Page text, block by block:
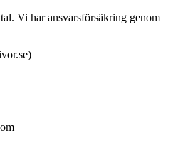
Vi har ansvarsförsäkring genom